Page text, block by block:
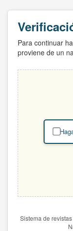
Para continuar
proviene de un
Sistema de